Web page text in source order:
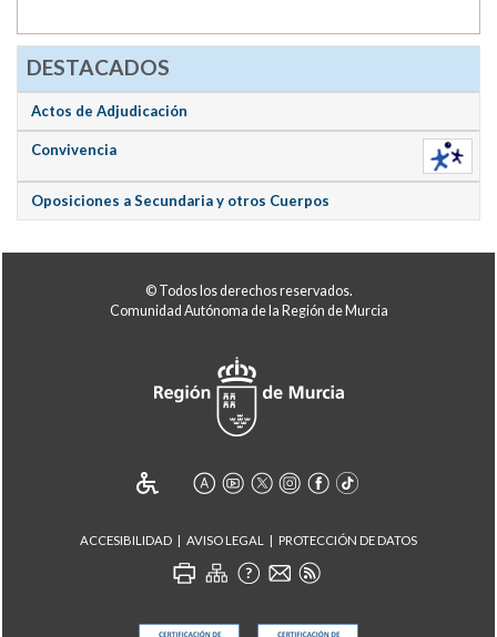
DESTACADOS
Actos de Adjudicación
Convivencia
Oposiciones a Secundaria y otros Cuerpos
© Todos los derechos reservados.
Comunidad Autónoma de la Región de Murcia
ACCESIBILIDAD AVISO LEGAL PROTECCIÓN DE DATOS